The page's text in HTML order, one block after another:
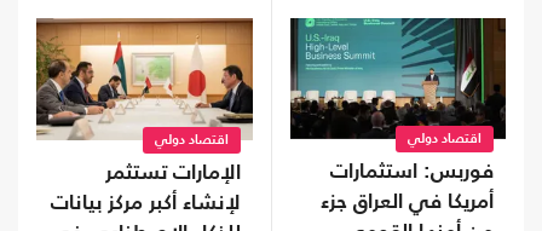
اقتصاد دولي
فوربس: استثمارات
أمريكا في العراق جزء
اقتصاد دولي
الإمارات تستثمر
لإنشاء أكبر مركز بيانات